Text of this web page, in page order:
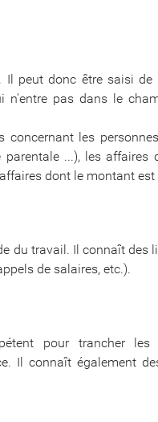
Il peut donc être saisi
pas dans le
concernant les
...), les
dont le montant est
du travail. Il connaît des
de salaires, etc.).
pour trancher les
Il connaît également